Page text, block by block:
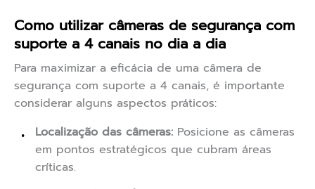
Como utilizar câmeras de segurança com
suporte a 4 canais no dia a dia
Para maximizar a eficácia de uma câmera de
segurança com suporte a 4 canais, é importante
considerar alguns aspectos práticos:
Localização das câmeras: Posicione as câmeras
em pontos estratégicos que cubram áreas
críticas.